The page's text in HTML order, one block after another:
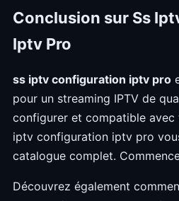
Conclusion sur Ss
Iptv Pro
ss iptv configuration iptv pro
pour un streaming IPTV de
configurer et compatible avec
iptv configuration iptv pro
catalogue complet.
Découvrez également